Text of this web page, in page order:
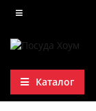
Каталог